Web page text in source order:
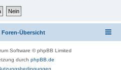
Foren-Übersicht
Software © phpBB Limited
durch phpBB.de